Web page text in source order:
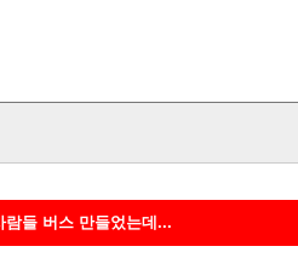
람들 버스 만들었는데...